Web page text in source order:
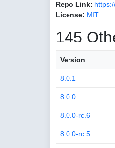
Repo Link:
License: MIT
145
Version
8.0.1
8.0.0
8.0.0-rc.6
8.0.0-rc.5